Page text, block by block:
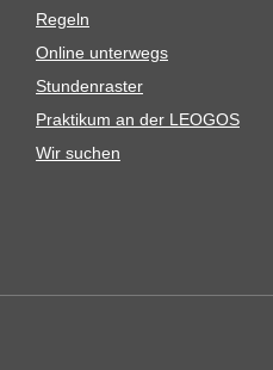
Regeln
Online unter­wegs
Stun­den­ras­ter
Prak­ti­kum an der LEOGOS
Wir suchen